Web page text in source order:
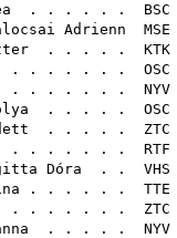
. . . . . . BSC
Adrienn MSE
. . . . . KTK
. . . . . . . OSC
. . . . . . . NYV
. . . . . OSC
. . . . . ZTC
. . . . . . . RTF
Dóra . . VHS
. . . . . . TTE
. . . . . . . ZTC
. . . . . NYV